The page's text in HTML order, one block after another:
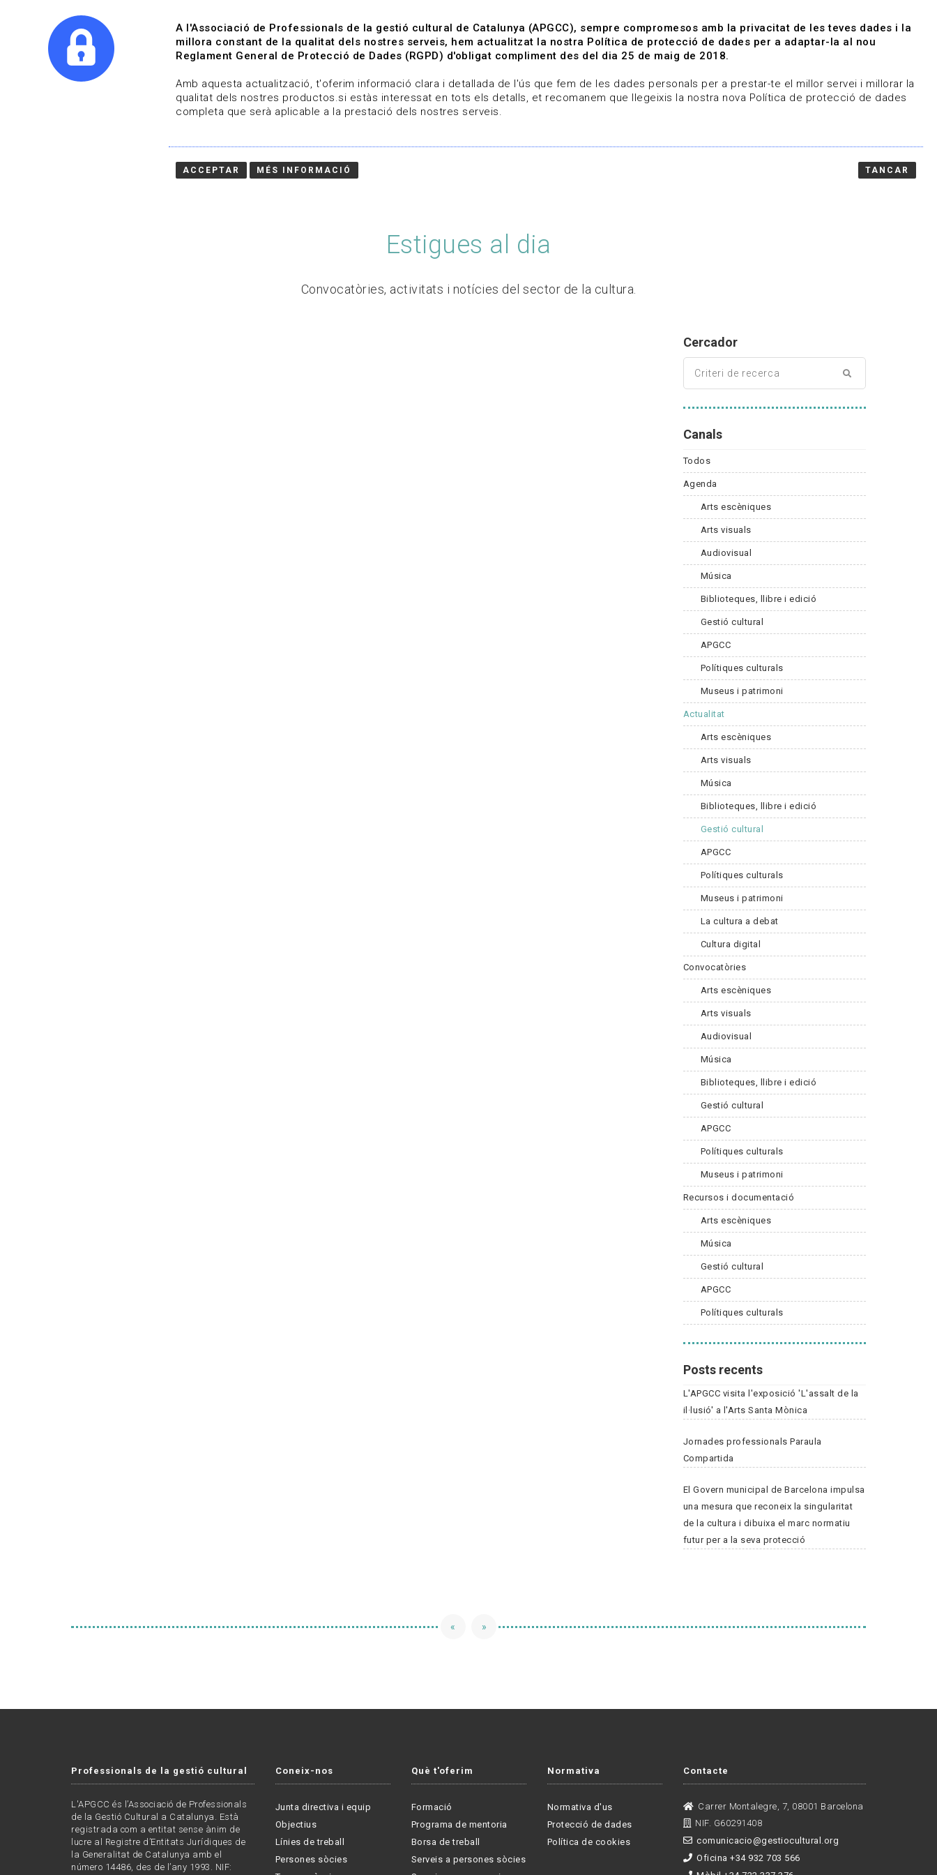
Qui som Línies de treball Projectes Serveis A qui representem Contacte
Estigues al dia
Convocatòries, activitats i notícies del sector de la cultura.
Cercador
Canals
Todos
Agenda
Arts escèniques
Arts visuals
Audiovisual
Música
Biblioteques, llibre i edició
Gestió cultural
APGCC
Polítiques culturals
Museus i patrimoni
Actualitat
Arts escèniques
Arts visuals
Música
Biblioteques, llibre i edició
Gestió cultural
APGCC
Polítiques culturals
Museus i patrimoni
La cultura a debat
Cultura digital
Convocatòries
Arts escèniques
Arts visuals
Audiovisual
Música
Biblioteques, llibre i edició
Gestió cultural
APGCC
Polítiques culturals
Museus i patrimoni
Recursos i documentació
Arts escèniques
Música
Gestió cultural
APGCC
Polítiques culturals
Posts recents
L'APGCC visita l'exposició 'L'assalt de la
il·lusió' a l'Arts Santa Mònica
Jornades professionals Paraula
Compartida
El Govern municipal de Barcelona impulsa
una mesura que reconeix la singularitat
de la cultura i dibuixa el marc normatiu
futur per a la seva protecció
« »
Professionals de la gestió cultural
L'APGCC és l’Associació de Professionals
de la Gestió Cultural a Catalunya. Està
registrada com a entitat sense ànim de
lucre al Registre d’Entitats Jurídiques de
la Generalitat de Catalunya amb el
número 14486, des de l’any 1993. NIF:
Coneix-nos
Junta directiva i equip
Objectius
Línies de treball
Persones sòcies
Què t'oferim
Formació
Programa de mentoria
Borsa de treball
Serveis a persones sòcies
Normativa
Normativa d'us
Protecció de dades
Política de cookies
Contacte
Carrer Montalegre, 7, 08001 Barcelona
NIF. G60291408
comunicacio@gestiocultural.org
Oficina +34 932 703 566
A l'Associació de Professionals de la gestió cultural de Catalunya (APGCC), sempre compromesos amb la privacitat de les teves dades i la
millora constant de la qualitat dels nostres serveis, hem actualitzat la nostra Política de protecció de dades per a adaptar-la al nou
Reglament General de Protecció de Dades (RGPD) d'obligat compliment des del dia 25 de maig de 2018.
Amb aquesta actualització, t'oferim informació clara i detallada de l'ús que fem de les dades personals per a prestar-te el millor servei i millorar la
qualitat dels nostres productos.si estàs interessat en tots els detalls, et recomanem que llegeixis la nostra nova Política de protecció de dades
completa que serà aplicable a la prestació dels nostres serveis.
ACCEPTAR MÉS INFORMACIÓ TANCAR